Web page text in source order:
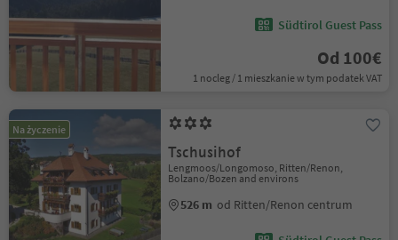
Südtirol Guest Pass
Od 100€
1 nocleg / 1 mieszkanie w tym podatek VAT
Na życzenie
Tschusihof
Lengmoos/Longomoso, Ritten/Renon,
Bolzano/Bozen and environs
526 m od Ritten/Renon centrum